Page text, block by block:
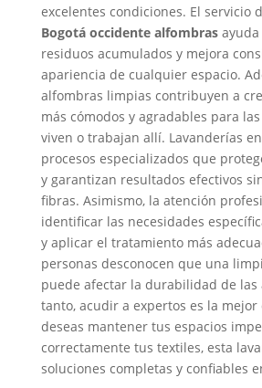
excelentes condiciones. El servicio
Bogotá occidente alfombrasayuda
residuos acumulados y mejora
apariencia de cualquier espacio.
alfombras limpias contribuyen a
más cómodos y agradables para
viven o trabajan allí. Lavanderías
procesos especializados que
y garantizan resultados efectivos
fibras. Asimismo, la atención
identificar las necesidades
y aplicar el tratamiento más
personas desconocen que una
puede afectar la durabilidad de
tanto, acudir a expertos es la mejor
deseas mantener tus espacios
correctamente tus textiles, esta
soluciones completas y confiables